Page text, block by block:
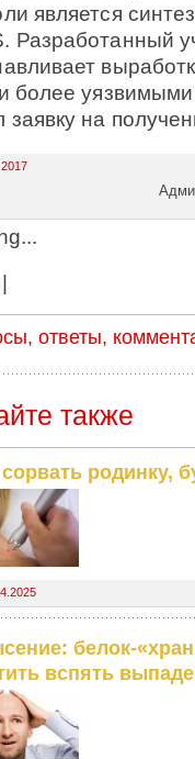
является
Разработанный
более
заявку на
|
ответы,
также
родинку,
белок-
вспять